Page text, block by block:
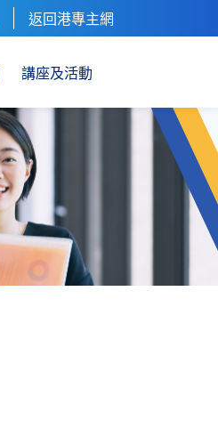
返回港專主網
講座及活動